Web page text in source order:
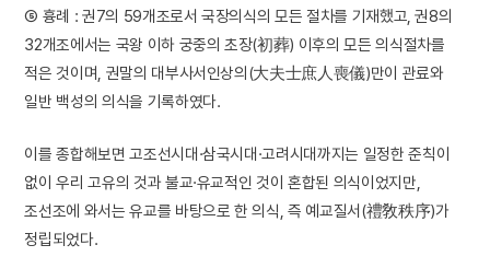
⑤ 흉례 : 권7의 59개조로서 국장의식의 모든 절차를 기재했고, 권8의
32개조에서는 국왕 이하 궁중의 초장(初葬) 이후의 모든 의식절차를
적은 것이며, 권말의 대부사서인상의(大夫士庶人喪儀)만이 관료와
일반 백성의 의식을 기록하였다.
이를 종합해보면 고조선시대·삼국시대·고려시대까지는 일정한 준칙이
없이 우리 고유의 것과 불교·유교적인 것이 혼합된 의식이었지만,
조선조에 와서는 유교를 바탕으로 한 의식, 즉 예교질서(禮敎秩序)가
정립되었다.